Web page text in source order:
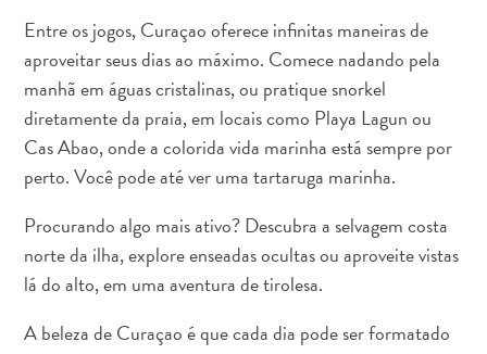
se
locomover
Cultura
da
ilha
Imagens
Blue
Wave
Blogs
recentes
Entre os jogos, Curaçao oferece infinitas maneiras de
aproveitar seus dias ao máximo. Comece nadando pela
manhã em águas cristalinas, ou pratique snorkel
diretamente da praia, em locais como Playa Lagun ou
Cas Abao, onde a colorida vida marinha está sempre por
perto. Você pode até ver uma tartaruga marinha.
Procurando algo mais ativo? Descubra a selvagem costa
norte da ilha, explore enseadas ocultas ou aproveite vistas
lá do alto, em uma aventura de tirolesa.
A beleza de Curaçao é que cada dia pode ser formatado